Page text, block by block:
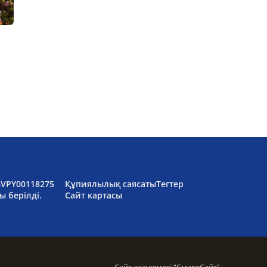
берілді.
Құпиялылық саясатыТегтер
Сайт картасы